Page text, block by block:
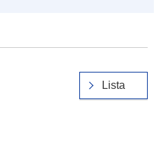
Lista